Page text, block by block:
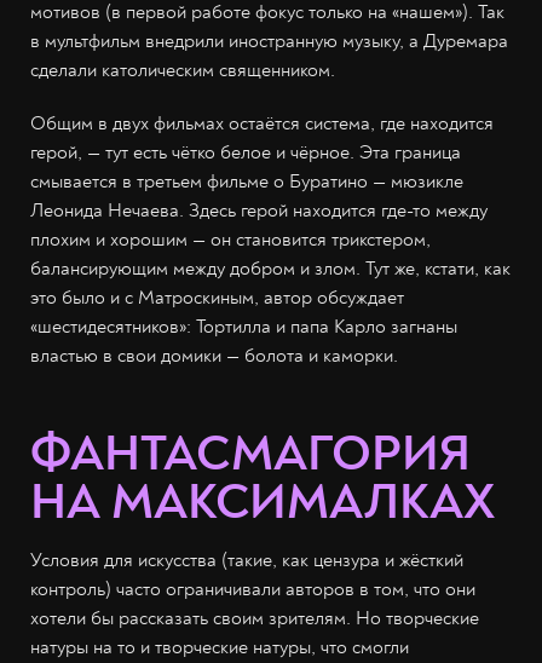
мотивов (в первой работе фокус только на «нашем»). Так
в мультфильм внедрили иностранную музыку, а Дуремара
сделали католическим священником.
Общим в двух фильмах остаётся система, где находится
герой, — тут есть чётко белое и чёрное. Эта граница
смывается в третьем фильме о Буратино — мюзикле
Леонида Нечаева. Здесь герой находится где-то между
плохим и хорошим — он становится трикстером,
балансирующим между добром и злом. Тут же, кстати, как
это было и с Матроскиным, автор обсуждает
«шестидесятников»: Тортилла и папа Карло загнаны
властью в свои домики — болота и каморки.
ФАНТАСМАГОРИЯ
НА МАКСИМАЛКАХ
Условия для искусства (такие, как цензура и жёсткий
контроль) часто ограничивали авторов в том, что они
хотели бы рассказать своим зрителям. Но творческие
натуры на то и творческие натуры, что смогли